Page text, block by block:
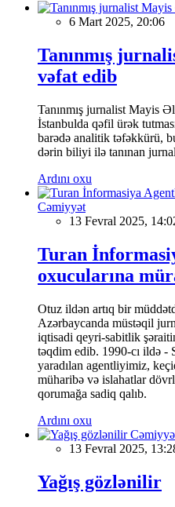
6 Mart 2025, 20:06
Tanınmış
vəfat edib
Tanınmış jurnalist Mayis
İstanbulda qəfil ürək
barədə analitik təfəkkürü,
dərin biliyi ilə tanınan
Ardını oxu
Cəmiyyət
13 Fevral 2025,
Turan
oxucularına
Otuz ildən artıq bir
Azərbaycanda müstəqil
iqtisadi qeyri-sabitlik
təqdim edib. 1990-cı ildə -
yaradılan agentliyimiz,
müharibə və islahatlar
qorumağa sadiq qalıb.
Ardını oxu
13 Fevral 2025,
Yağış gözlənilir